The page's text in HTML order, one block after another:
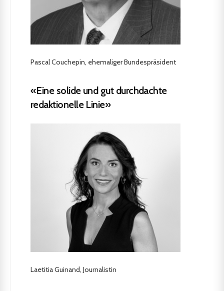
Pascal Couchepin, ehemaliger Bundespräsident
«Eine solide und gut durchdachte
redaktionelle Linie»
Laetitia Guinand, Journalistin